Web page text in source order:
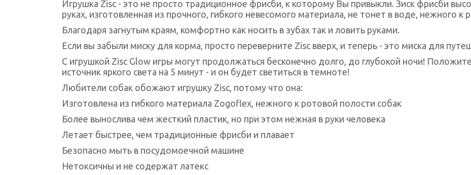
Игрушка Zisc - это не просто традиционное фрисби, к которому Вы привыкли. Зиск фрисби
руках, изготовленная из прочного, гибкого невесомого материала, не тонет в воде, нежного к
Благодаря загнутым краям, комфортно как носить в зубах так и ловить руками.
Если вы забыли миску для корма, просто переверните Zisc вверх, и теперь - это миска для
С игрушкой Zisc Glow игры могут продолжаться бесконечно долго, до глубокой ночи!
источник яркого света на 5 минут - и он будет светиться в темноте!
Любители собак обожают игрушку Zisc, потому что она:
Изготовлена ​​из гибкого материала Zogoflex, нежного к ротовой полости собак
Более вынослива чем жесткий пластик, но при этом нежная в руки человека
Летает быстрее, чем традиционные фрисби и плавает
Безопасно мыть в посудомоечной машине
Нетоксичны и не содержат латекс